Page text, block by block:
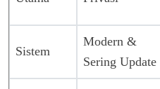
Sistem
Modern &
Sering Update